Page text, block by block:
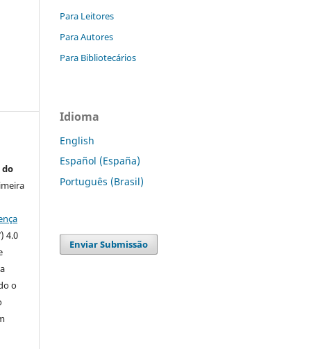
do
4.0
o
Para Leitores
Para Autores
Para Bibliotecários
Idioma
English
Español (España)
Português (Brasil)
Enviar Submissão